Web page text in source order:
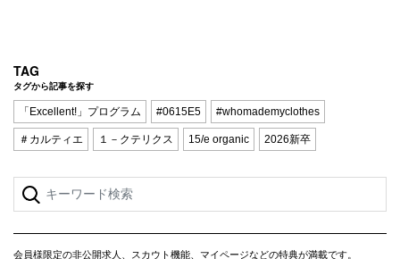
TAG
タグから記事を探す
「Excellent!」プログラム #0615E5 #whomademyclothes
＃カルティエ １－クテリクス 15/e organic 2026新卒
会員様限定の非公開求人、スカウト機能、マイページなどの特典が満載です。